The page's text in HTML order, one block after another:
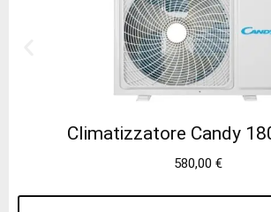
Climatizzatore Candy
580,00 €